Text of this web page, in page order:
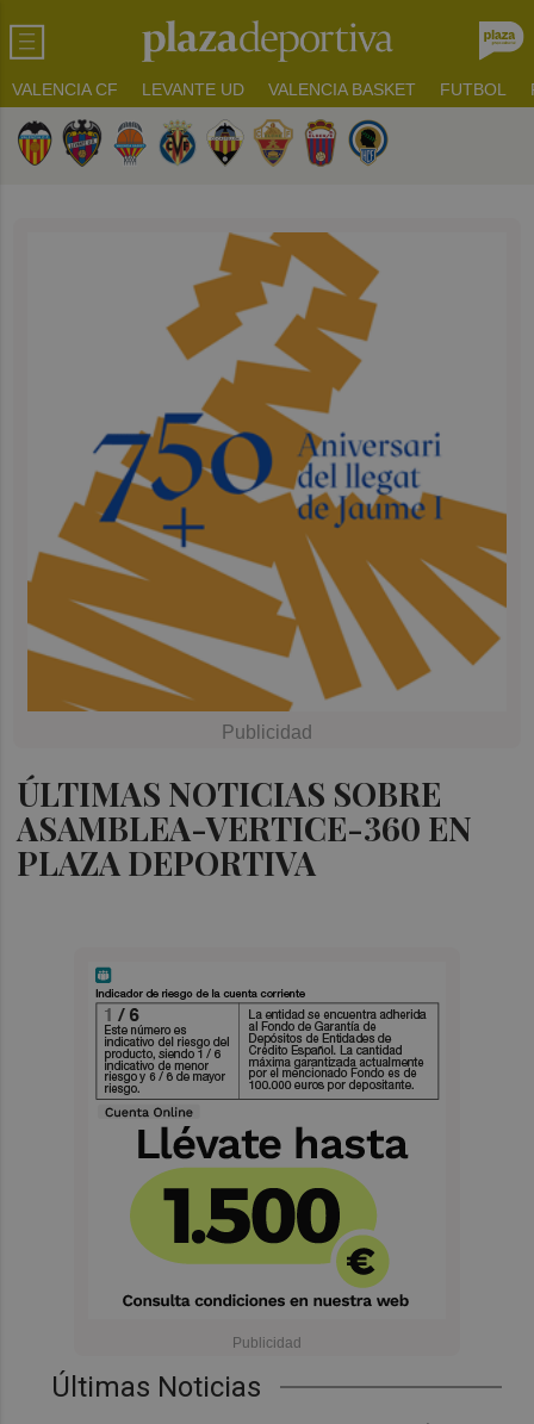
VALENCIA CF LEVANTE UD VALENCIA BASKET FUTBOL
ÚLTIMAS NOTICIAS SOBRE
ASAMBLEA-VERTICE-360 EN
PLAZA DEPORTIVA
Últimas Noticias